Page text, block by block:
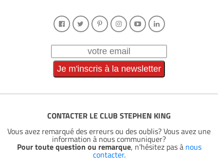
CONTACTER LE CLUB STEPHEN KING
Vous avez remarqué des erreurs ou des oublis? Vous avez une
information à nous communiquer?
Pour toute question ou remarque, n'hésitez pas à nous
contacter.